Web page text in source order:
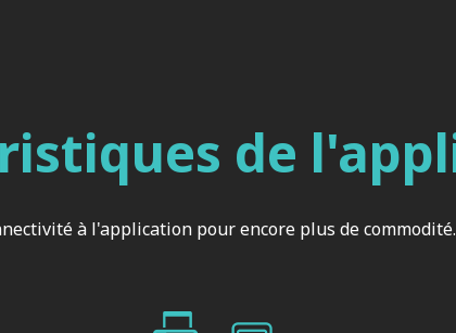
de
à l'application pour encore plus de commodité.